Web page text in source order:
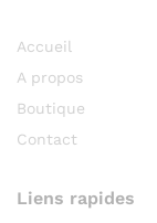
Accueil
A propos
Boutique
Contact
Liens rapides